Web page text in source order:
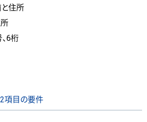
住所
6桁
項目の要件